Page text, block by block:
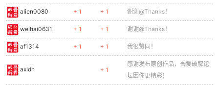
alien0080 + 1 + 1 谢谢@Thanks！
weihai0631 + 1 + 1 谢谢@Thanks！
af1314 + 1 + 1 我很赞同！
axldh + 1
感谢发布原创作品，吾爱破解论
坛因你更精彩！